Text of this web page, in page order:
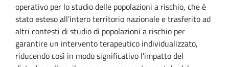
operativo per lo studio delle popolazioni a rischio, che è
stato esteso all'intero territorio nazionale e trasferito ad
altri contesti di studio di popolazioni a rischio per
garantire un intervento terapeutico individualizzato,
riducendo così in modo significativo l'impatto del